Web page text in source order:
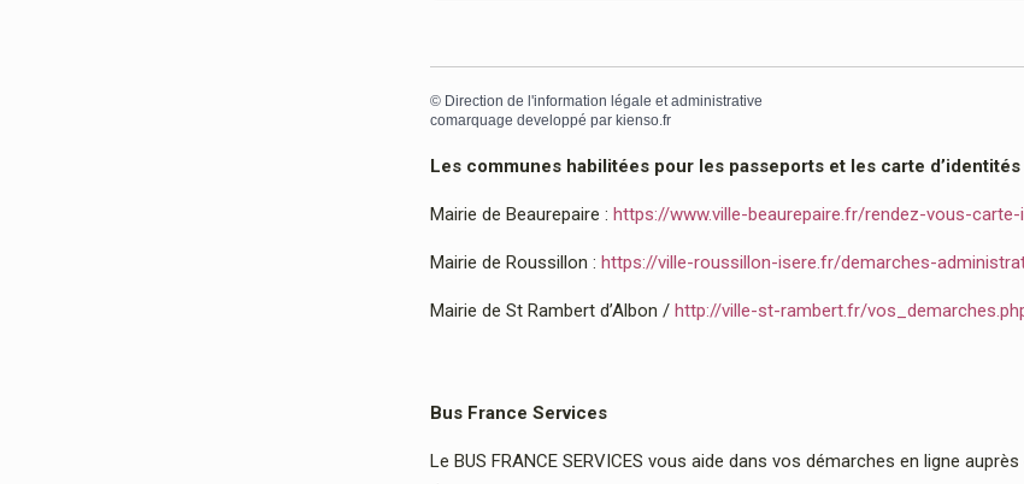
© Direction de l'information légale et administrative
comarquage developpé par kienso.fr
Les communes habilitées pour les passeports et les carte d’identités
Mairie de Beaurepaire : https://www.ville-beaurepaire.fr/rendez-vous-
Mairie de Roussillon : https://ville-roussillon-isere.fr/demarches-
Mairie de St Rambert d’Albon / http://ville-st-rambert.fr/
Bus France Services
Le BUS FRANCE SERVICES vous aide dans vos démarches en ligne